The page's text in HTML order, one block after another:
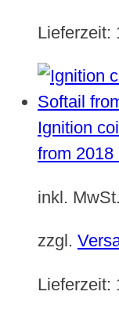
Lieferzeit:
Ignition
from 2018
inkl. MwSt.
zzgl.
Lieferzeit: